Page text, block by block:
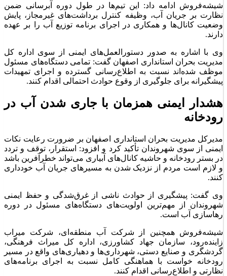
شیشه‌فروش ادامه داد: این تیم‌ها در طول دوره آبرسانی ضمن
نظارت بر جریان آب، وظیفه کنترل برداشت‌های غیرمجاز، پایش
وضعیت کانال‌ها و همکاری در اجرای برنامه توزیع آب را بر عهده
دارند.
وی با اشاره به صدور دستورالعمل‌های ایمنی از سوی اداره کل
مدیریت بحران استانداری اصفهان گفت: تمامی دستگاه‌های مسئول
موظف شده‌اند نسبت به اطلاع‌رسانی گسترده و اجرای تمهیدات
پیشگیرانه برای جلوگیری از وقوع حوادث احتمالی اقدام کنند.
هشدار ایمنی همزمان با جاری شدن آب در
رودخانه
مدیرکل مدیریت بحران استانداری اصفهان بر ضرورت رعایت نکات
ایمنی از سوی شهروندان تأکید کرد و افزود: استقرار، توقف و تردد
در بستر رودخانه و حاشیه کانال‌های آبیاری می‌تواند خطرآفرین باشد
و لازم است مردم از نزدیک شدن به مسیر‌های جریان آب خودداری
کنند.
وی گفت: پیشگیری از حوادث ناشی از غرق‌شدگی و حفظ ایمنی
شهروندان از مهم‌ترین اولویت‌های دستگاه‌های مسئول در دوره
رهاسازی آب است.
شیشه‌فروش همچنین از شرکت آب منطقه‌ای، شرکت میراب
زاینده‌رود، سازمان جهاد کشاورزی، اداره کل میراث فرهنگی،
گردشگری و صنایع دستی، شهرداری‌ها و دهیاری‌های واقع در مسیر
رودخانه خواست با هماهنگی کامل نسبت به اجرای برنامه‌های
نظارتی و اطلاع‌رسانی اقدام کنند.